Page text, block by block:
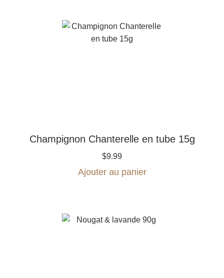
Champignon Chanterelle en tube 15g
$9.99
Ajouter au panier